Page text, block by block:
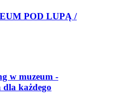
POD LUPĄ /
w muzeum -
dla każdego